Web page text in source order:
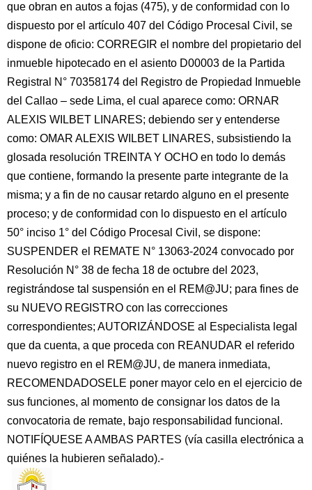
que obran en autos a fojas (475), y de conformidad con lo
dispuesto por el artículo 407 del Código Procesal Civil, se
dispone de oficio: CORREGIR el nombre del propietario del
inmueble hipotecado en el asiento D00003 de la Partida
Registral N° 70358174 del Registro de Propiedad Inmueble
del Callao – sede Lima, el cual aparece como: ORNAR
ALEXIS WILBET LINARES; debiendo ser y entenderse
como: OMAR ALEXIS WILBET LINARES, subsistiendo la
glosada resolución TREINTA Y OCHO en todo lo demás
que contiene, formando la presente parte integrante de la
misma; y a fin de no causar retardo alguno en el presente
proceso; y de conformidad con lo dispuesto en el artículo
50° inciso 1° del Código Procesal Civil, se dispone:
SUSPENDER el REMATE N° 13063-2024 convocado por
Resolución N° 38 de fecha 18 de octubre del 2023,
registrándose tal suspensión en el REM@JU; para fines de
su NUEVO REGISTRO con las correcciones
correspondientes; AUTORIZÁNDOSE al Especialista legal
que da cuenta, a que proceda con REANUDAR el referido
nuevo registro en el REM@JU, de manera inmediata,
RECOMENDADOSELE poner mayor celo en el ejercicio de
sus funciones, al momento de consignar los datos de la
convocatoria de remate, bajo responsabilidad funcional.
NOTIFÍQUESE A AMBAS PARTES (vía casilla electrónica a
quiénes la hubieren señalado).-